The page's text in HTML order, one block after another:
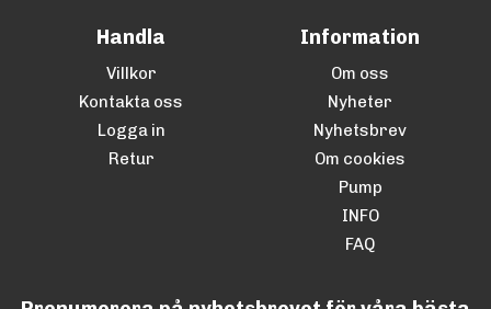
Handla
Villkor
Kontakta oss
Logga in
Retur
Information
Om oss
Nyheter
Nyhetsbrev
Om cookies
Pump
INFO
FAQ